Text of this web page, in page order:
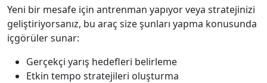
Yeni bir mesafe için antrenman yapıyor veya stratejinizi
geliştiriyorsanız, bu araç size şunları yapma konusunda
içgörüler sunar:
Gerçekçi yarış hedefleri belirleme
Etkin tempo stratejileri oluşturma